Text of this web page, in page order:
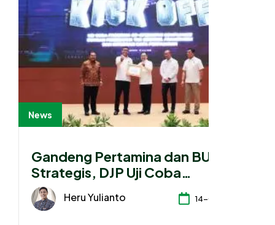
News
Gandeng Pertamina dan BUMN
Strategis, DJP Uji Coba
Pendekatan Kolaboratif
Heru Yulianto 14-07-2026